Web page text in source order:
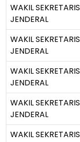
WAKIL SEKRETARIS
JENDERAL
WAKIL SEKRETARIS
JENDERAL
WAKIL SEKRETARIS
JENDERAL
WAKIL SEKRETARIS
JENDERAL
WAKIL SEKRETARIS